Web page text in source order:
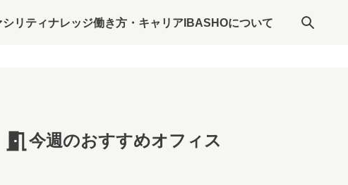
シリティナレッジ働き方・キャリア IBASHOについて
今週のおすすめオフィス